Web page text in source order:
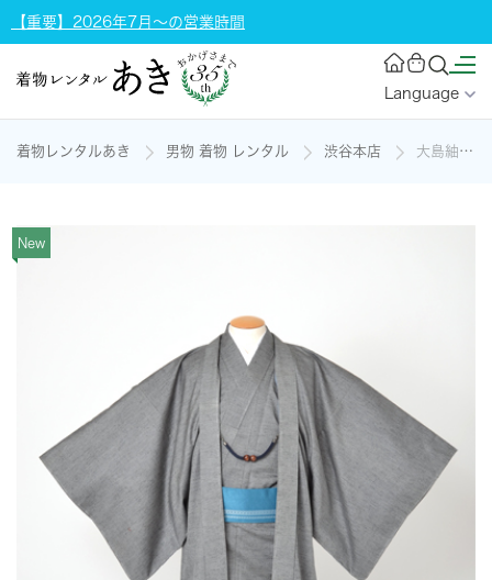
【重要】2026年7月～の営業時間
Language
着物レンタルあき 男物 着物 レンタル 渋谷本店 大島紬アンサンブル[灰色・大島紬]の着物レンタル
New